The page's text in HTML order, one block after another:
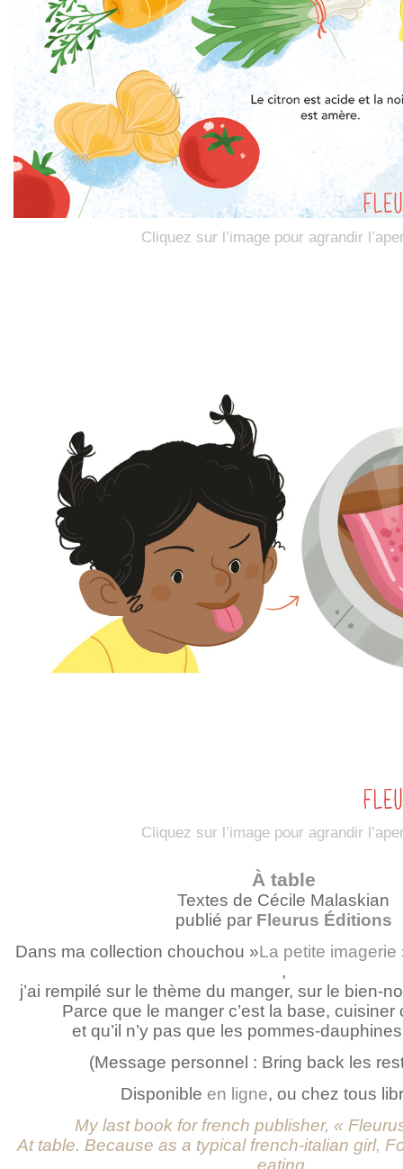
Cliquez sur l’image pour agrandir
Cliquez sur l’image pour agrandir
À table
Textes de Cécile Malaskian
publié par Fleurus Éditions
Dans ma collection chouchou »La petite imagerie
,
j’ai rempilé sur le thème du manger, sur le bien-
Parce que le manger c’est la base, cuisiner
et qu’il n’y pas que les pommes-
(Message personnel : Bring back les
Disponible en ligne, ou chez tous
My last book for french publisher, «
At table. Because as a typical french-italian girl,
eating.